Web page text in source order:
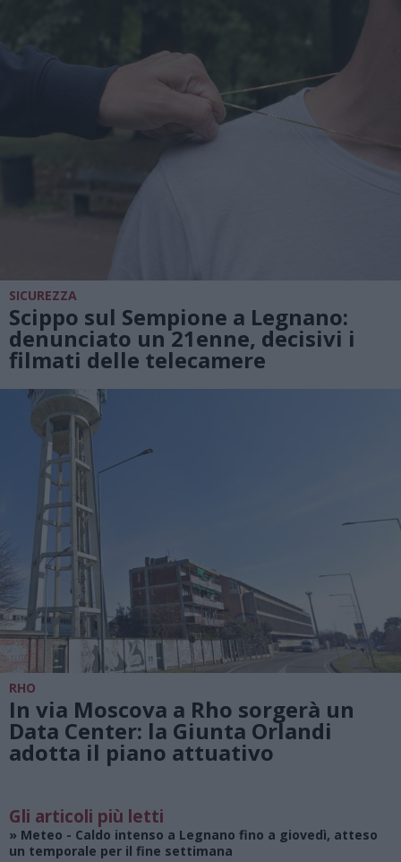
SICUREZZA
Scippo sul Sempione a Legnano:
denunciato un 21enne, decisivi i
filmati delle telecamere
RHO
In via Moscova a Rho sorgerà un
Data Center: la Giunta Orlandi
adotta il piano attuativo
Gli articoli più letti
» Meteo - Caldo intenso a Legnano fino a giovedì, atteso
un temporale per il fine settimana